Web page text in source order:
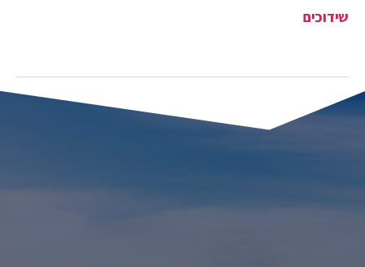
שידוכים